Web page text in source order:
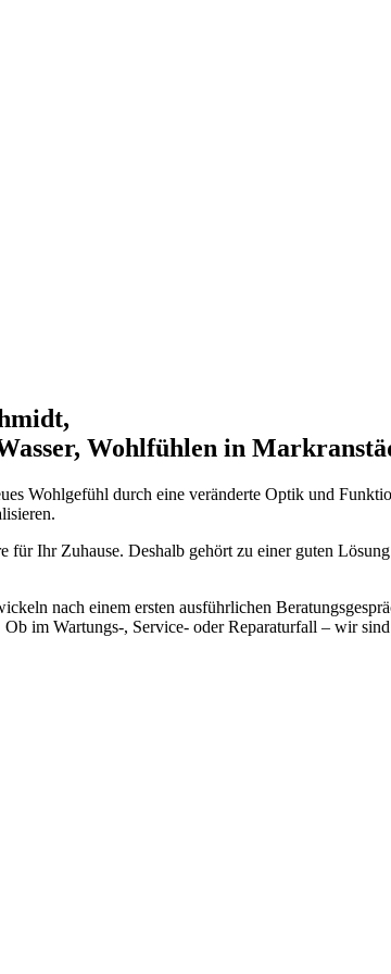
,
Wohl­füh­len in
Wohlgefühl durch eine veränderte Optik und
für Ihr Zuhause. Deshalb gehört zu einer guten
nach einem ersten ausführlichen
im Wartungs-, Service- oder Reparaturfall – wir